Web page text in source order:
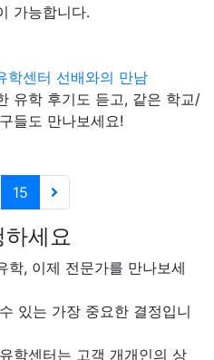
가능합니다.
학센터 선배와의 만남
유학 후기도 듣고, 같은 학교/
들도 만나보세요!
15
세요
학, 이제 전문가를 만나보세
있는 가장 중요한 결정입니
학센터는 고객 개개인의 상